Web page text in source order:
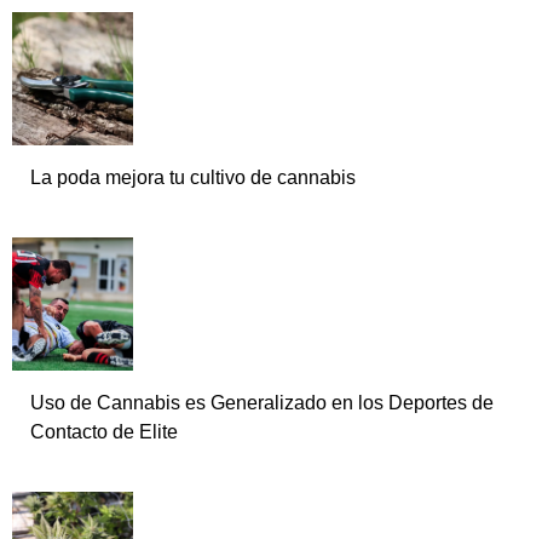
La poda mejora tu cultivo de cannabis
Uso de Cannabis es Generalizado en los Deportes de
Contacto de Elite